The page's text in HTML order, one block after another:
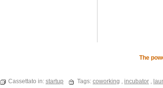
The
Cassettato in: startup Tags: coworking , incubator ,